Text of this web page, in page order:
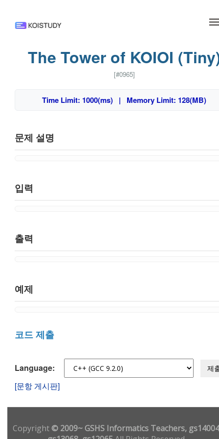
The Tower of KOIOI
[#0965]
Time Limit: 1000(ms) | Memory Limit: 128(MB)
문제 설명
입력
출력
예제
코드 제출
Language: 제
[문항 게시판]
Copyright© 2009~ GSHS Informatics Teachers,